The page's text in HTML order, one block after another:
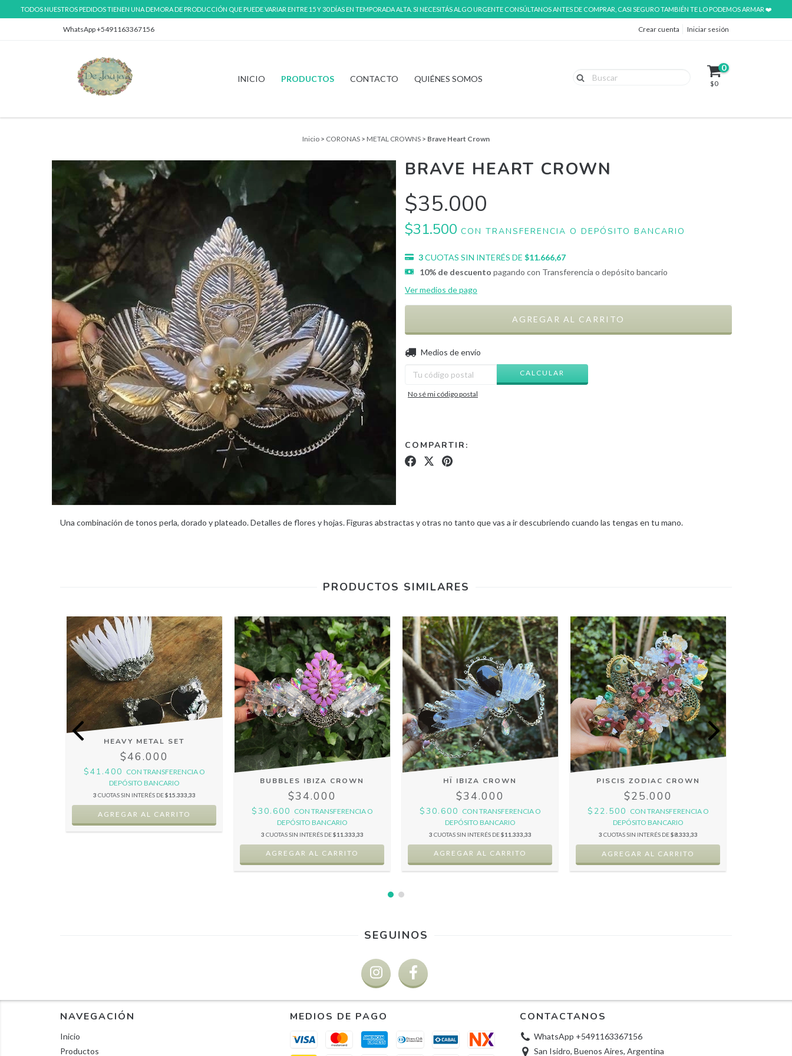
TODOS NUESTROS PEDIDOS TIENEN UNA DEMORA DE PRODUCCIÓN QUE PUEDE VARIAR ENTRE 15 Y 30 DÍAS EN TEMPORADA ALTA. SI NECESITÁS ALGO URGENTE CONSÚLTANOS ANTES DE COMPRAR, CASI SEGURO TAMBIÉN TE LO PODEMOS ARMAR ❤️
WhatsApp +5491163367156 Crear cuenta Iniciar sesión
INICIO PRODUCTOS CONTACTO QUIÉNES SOMOS
0
$0
Inicio > CORONAS > METAL CROWNS > Brave Heart Crown
BRAVE HEART CROWN
$35.000
$31.500 CON TRANSFERENCIA O DEPÓSITO BANCARIO
3CUOTAS SIN INTERÉS DE $11.666,67
10% de descuento pagando con Transferencia o depósito bancario
Ver medios de pago
Entregas para el CP:
Medios de envío
CALCULAR
No sé mi código postal
COMPARTIR:
Una combinación de tonos perla, dorado y plateado. Detalles de flores y hojas. Figuras abstractas y otras no tanto que vas a ir descubriendo cuando las tengas en tu mano.
PRODUCTOS SIMILARES
HEAVY METAL SET
$46.000
$41.400 CON TRANSFERENCIA O
DEPÓSITO BANCARIO
3 CUOTAS SIN INTERÉS DE$15.333,33
BUBBLES IBIZA CROWN
$34.000
$30.600 CON TRANSFERENCIA O
DEPÓSITO BANCARIO
3 CUOTAS SIN INTERÉS DE$11.333,33
HÏ IBIZA CROWN
$34.000
$30.600 CON TRANSFERENCIA O
DEPÓSITO BANCARIO
3 CUOTAS SIN INTERÉS DE$11.333,33
PISCIS ZODIAC CROWN
$25.000
$22.500 CON TRANSFERENCIA O
DEPÓSITO BANCARIO
3 CUOTAS SIN INTERÉS DE$8.333,33
SEGUINOS
NAVEGACIÓN
Inicio
Productos
MEDIOS DE PAGO CONTACTANOS
WhatsApp +5491163367156
San Isidro, Buenos Aires, Argentina